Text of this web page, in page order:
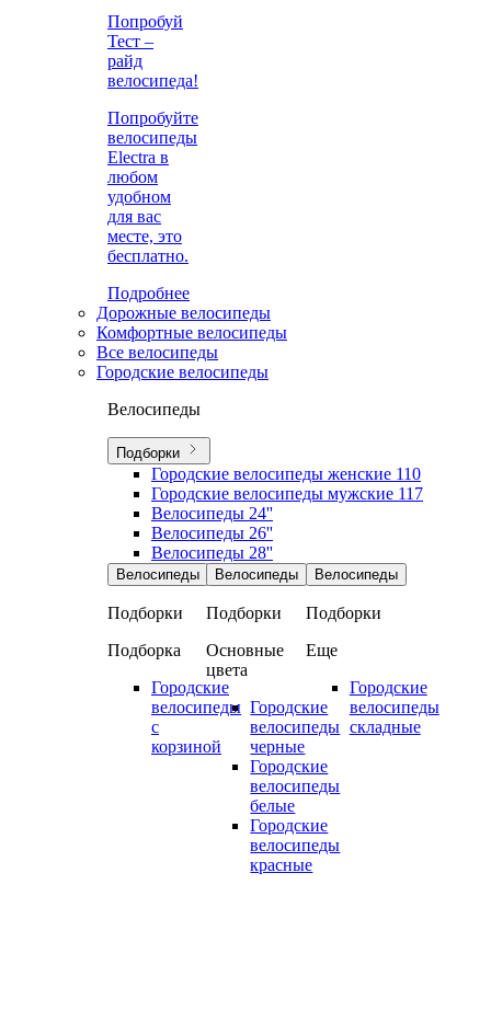
Попробуй
Тест –
райд
велосипеда!
Попробуйте
велосипеды
Electra в
любом
удобном
для вас
месте, это
бесплатно.
Подробнее
Дорожные велосипеды
Комфортные велосипеды
Все велосипеды
Городские велосипеды
Велосипеды
Подборки
Городские велосипеды женские 110
Городские велосипеды мужские 117
Велосипеды 24''
Велосипеды 26''
Велосипеды 28''
Велосипеды
Подборки
Подборка
Городские
велосипеды
с
корзиной
Велосипеды
Подборки
Основные
цвета
Городские
велосипеды
черные
Городские
велосипеды
белые
Городские
велосипеды
красные
Велосипеды
Подборки
Еще
Городские
велосипеды
складные